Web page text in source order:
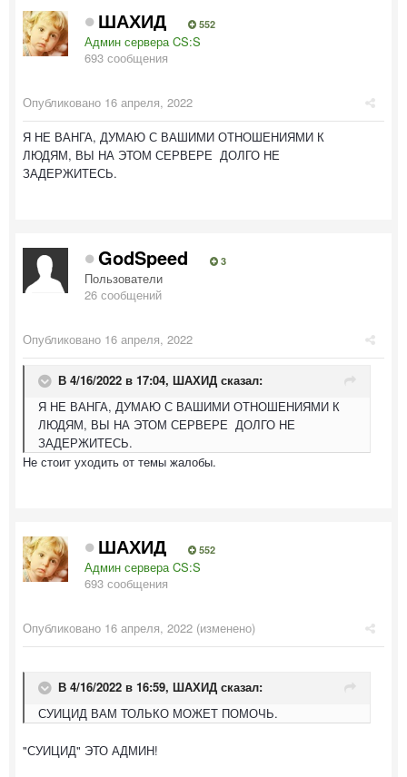
ШАХИД 552
Админ сервера CS:S
693 сообщения
Опубликовано 16 апреля, 2022
Я НЕ ВАНГА, ДУМАЮ С ВАШИМИ ОТНОШЕНИЯМИ К
ЛЮДЯМ, ВЫ НА ЭТОМ СЕРВЕРЕ ДОЛГО НЕ
ЗАДЕРЖИТЕСЬ.
GodSpeed 3
Пользователи
26 сообщений
Опубликовано 16 апреля, 2022
В 4/16/2022 в 17:04, ШАХИД сказал:
Я НЕ ВАНГА, ДУМАЮ С ВАШИМИ ОТНОШЕНИЯМИ К
ЛЮДЯМ, ВЫ НА ЭТОМ СЕРВЕРЕ ДОЛГО НЕ
ЗАДЕРЖИТЕСЬ.
Не стоит уходить от темы жалобы.
ШАХИД 552
Админ сервера CS:S
693 сообщения
Опубликовано 16 апреля, 2022 (изменено)
В 4/16/2022 в 16:59, ШАХИД сказал:
СУИЦИД ВАМ ТОЛЬКО МОЖЕТ ПОМОЧЬ.
"СУИЦИД" ЭТО АДМИН!